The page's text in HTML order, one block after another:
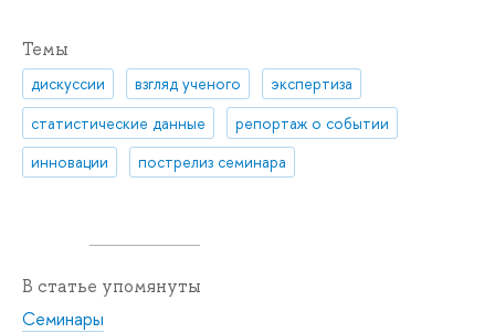
Темы
дискуссии взгляд ученого
экспертиза
статистические данные
репортаж о событии
инновации
пострелиз семинара
В статье упомянуты
Семинары